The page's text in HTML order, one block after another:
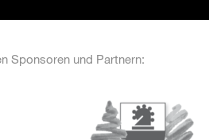
Sponsoren und Partnern: